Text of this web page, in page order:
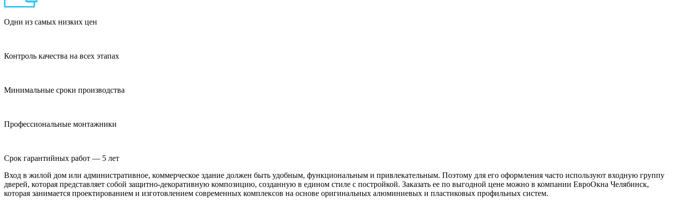
Одни из самых низких цен
Контроль качества на всех этапах
Минимальные сроки производства
Профессиональные монтажники
Срок гарантийных работ — 5 лет
Вход в жилой дом или административное, коммерческое здание должен быть удобным, функциональным и привлекательным. Поэтому для его оформления часто используют входную группу
дверей, которая представляет собой защитно-декоративную композицию, созданную в едином стиле с постройкой. Заказать ее по выгодной цене можно в компании ЕвроОкна Челябинск,
которая занимается проектированием и изготовлением современных комплексов на основе оригинальных алюминиевых и пластиковых профильных систем.